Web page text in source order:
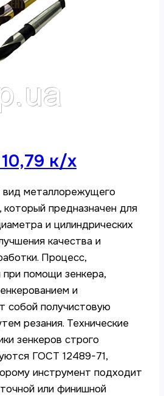
к/х
вид металлорежущего
который предназначен для
и цилиндрических
качества и
Процесс,
помощи зенкера,
и
собой получистовую
резания. Технические
зенкеров строго
ГОСТ 12489-71,
инструмент подходит
или финишной